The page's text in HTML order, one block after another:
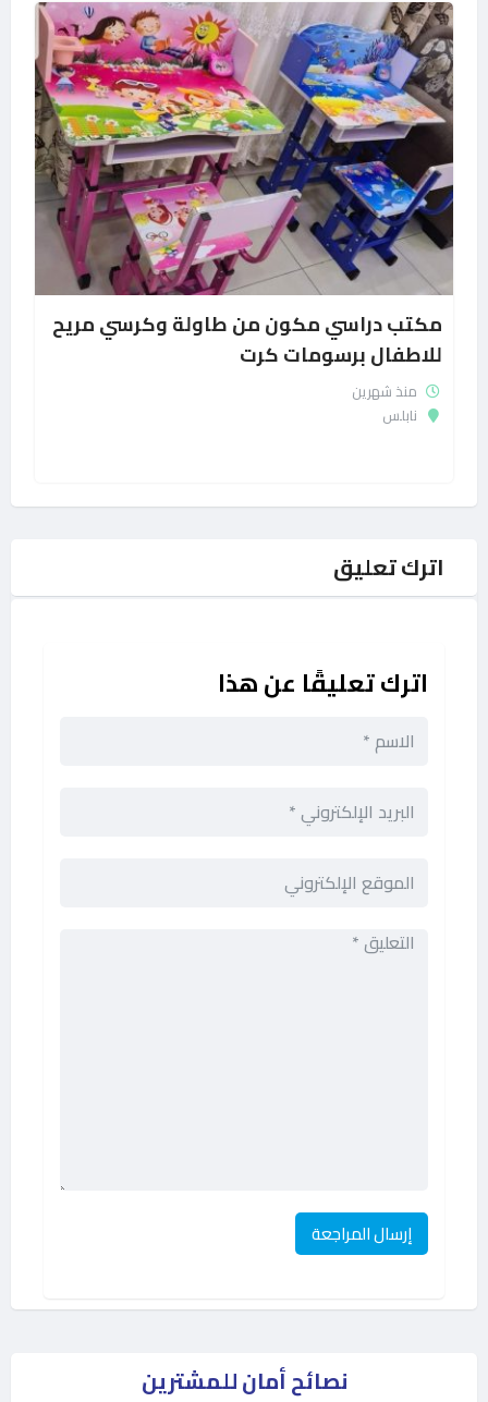
مكتب دراسي مكون من طاولة وكرسي مريح
للاطفال برسومات كرت
منذ شهرين
نابلس
اترك تعليق
اترك تعليقًا عن هذا
نصائح أمان للمشترين